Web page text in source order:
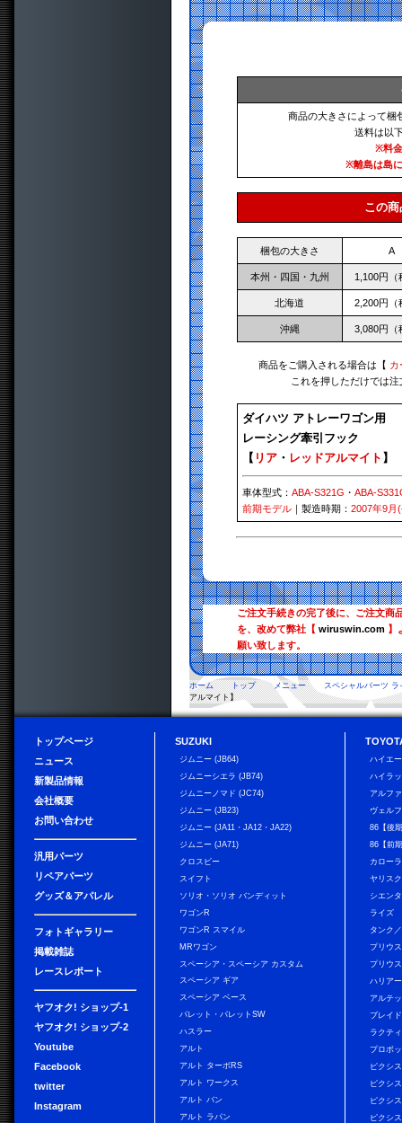
商品の大きさによって梱
送料は以
※料
※離島は島
この
梱包の大きさ A
本州・四国・九州 1,100円（
北海道 2,200円（
沖縄 3,080円（
商品をご購入される場合は【 カ
これを押しただけでは
ダイハツ アトレーワゴン用
レーシング牽引フック
【 リア・ レッドアルマイト 】
車体型式： ABA-S321G ・ ABA-
前期モデル｜製造時期： 2007年9月
ご注文手続きの完了後に、ご注文商
を、改めて弊社【 wiruswin.com】
願い致します。
ホーム トップ メニュー
スペシャルパーツ ラ
アルマイト】
トップページ
ニュース
新製品情報
会社概要
お問い合わせ
汎用パーツ
リペアパーツ
グッズ＆アパレル
フォトギャラリー
掲載雑誌
レースレポート
ヤフオク! ショップ-1
ヤフオク! ショップ-2
Youtube
Facebook
twitter
Instagram
SUZUKI
ジムニー (JB64)
ジムニーシエラ (JB74)
ジムニーノマド (JC74)
ジムニー (JB23)
ジムニー (JA11・JA12・JA22)
ジムニー (JA71)
クロスビー
スイフト
ソリオ・ソリオ バンディット
ワゴンR
ワゴンR スマイル
MRワゴン
スペーシア・スペーシア カスタム
スペーシア ギア
スペーシア ベース
パレット・パレットSW
ハスラー
アルト
アルト ターボRS
アルト ワークス
アルト バン
アルト ラパン
ハイエ
ハイラ
アルフ
ヴェル
86【後
86【前
カロー
ヤリス
シエンタ
ライズ
タンク
プリウス
プリウ
ハリアー
アルテ
ブレイド
ラクテ
プロボ
ピクシ
ピクシ
ピクシ
ピクシ